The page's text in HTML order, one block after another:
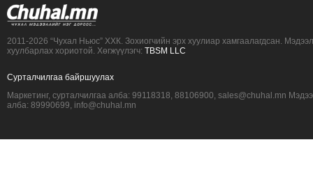
2011-2026 “Чухал Ньюс” ХХК. Зохиогчийн эрх хуулиар хамгаалагдсан.
хуулбарлах хориотой. Хөгжүүлэгч: TBSM LLC
Сурталчилгаа байршуулах
Маркетинг, сурталчилгаа алба: 99118318, 88106900, sales@chuhal.mn
алба: 89990699, info@chuhal.mn